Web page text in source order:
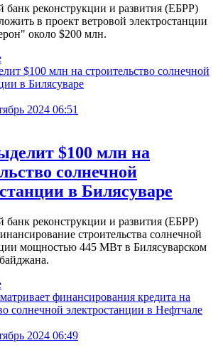
банк реконструкции и развития (ЕБРР)
в проект ветровой электростанции
около $200 млн.
2024 06:51
$100 млн на
солнечной
в Билясуваре
банк реконструкции и развития (ЕБРР)
строительства солнечной
мощностью 445 МВт в Билясуварском
2024 06:49